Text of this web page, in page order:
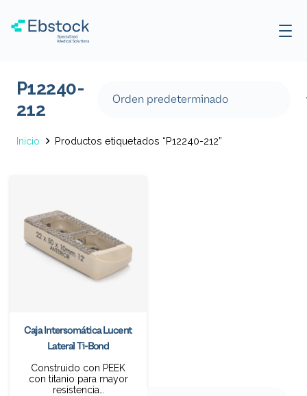
P12240-
212
Inicio Productos etiquetados “P12240-212”
Caja Intersomática Lucent
Lateral Ti-Bond
Construido con PEEK
con titanio para mayor
resistencia…